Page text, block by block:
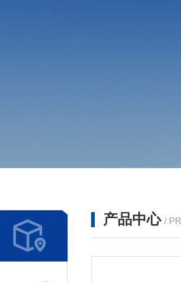
产品中心 /